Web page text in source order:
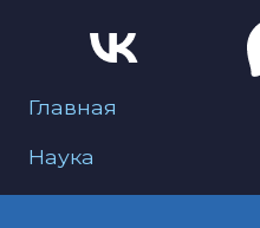
Меню для
Главная
Наука